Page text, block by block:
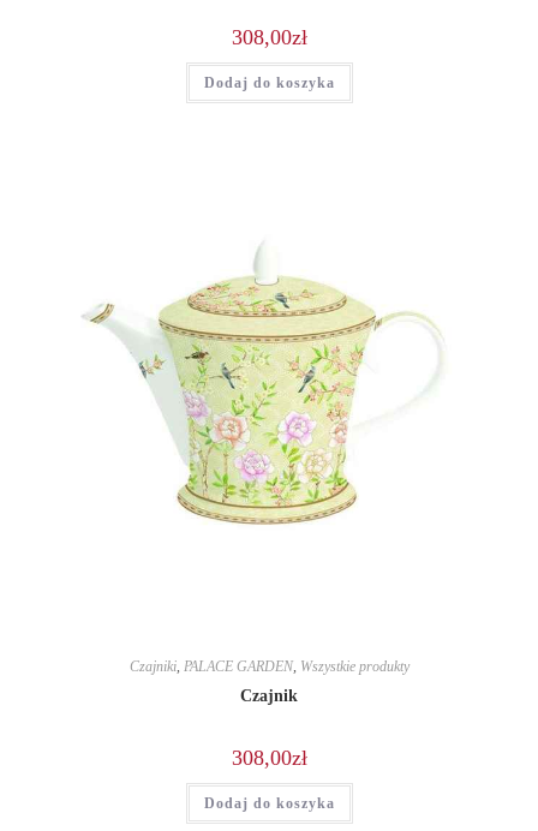
308,00zł
Dodaj do koszyka
Czajniki, PALACE GARDEN, Wszystkie produkty
Czajnik
308,00zł
Dodaj do koszyka